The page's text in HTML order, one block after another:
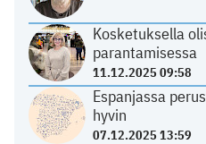
Kosketuksella
parantamisessa
11.12.2025 09:58
Espanjassa
hyvin
07.12.2025 13:59